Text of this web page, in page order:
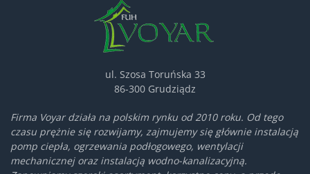
ul. Szosa Toruńska 33
86-300 Grudziądz
Firma Voyar działa na polskim rynku od 2010 roku. Od tego
czasu prężnie się rozwijamy, zajmujemy się głównie instalacją
pomp ciepła, ogrzewania podłogowego, wentylacji
mechanicznej oraz instalacją wodno-kanalizacyjną.